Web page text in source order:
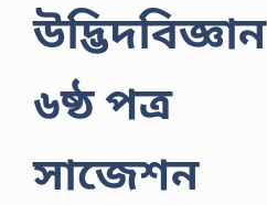
উদ্ভিদবিজ্ঞান
৬ষ্ঠ পত্র
সাজেশন